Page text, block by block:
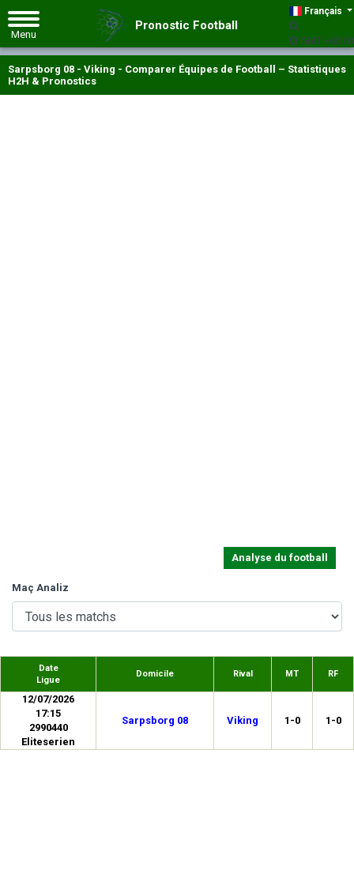
Français
GMT +00:00
Pronostic Football
Sarpsborg 08 - Viking - Comparer Équipes de Football – Statistiques
H2H & Pronostics
Analyse du football
Maç Analiz
Date
Ligue
Domicile Rival MT RF
12/07/2026
17:15
2990440
Eliteserien
Sarpsborg 08 Viking 1-0 1-0